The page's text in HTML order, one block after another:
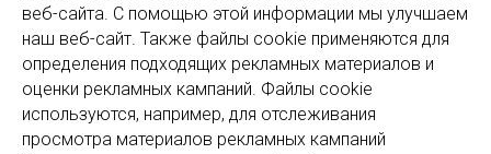
веб-сайта. С помощью этой информации мы улучшаем
наш веб-сайт. Также файлы cookie применяются для
определения подходящих рекламных материалов и
оценки рекламных кампаний. Файлы cookie
используются, например, для отслеживания
просмотра материалов рекламных кампаний